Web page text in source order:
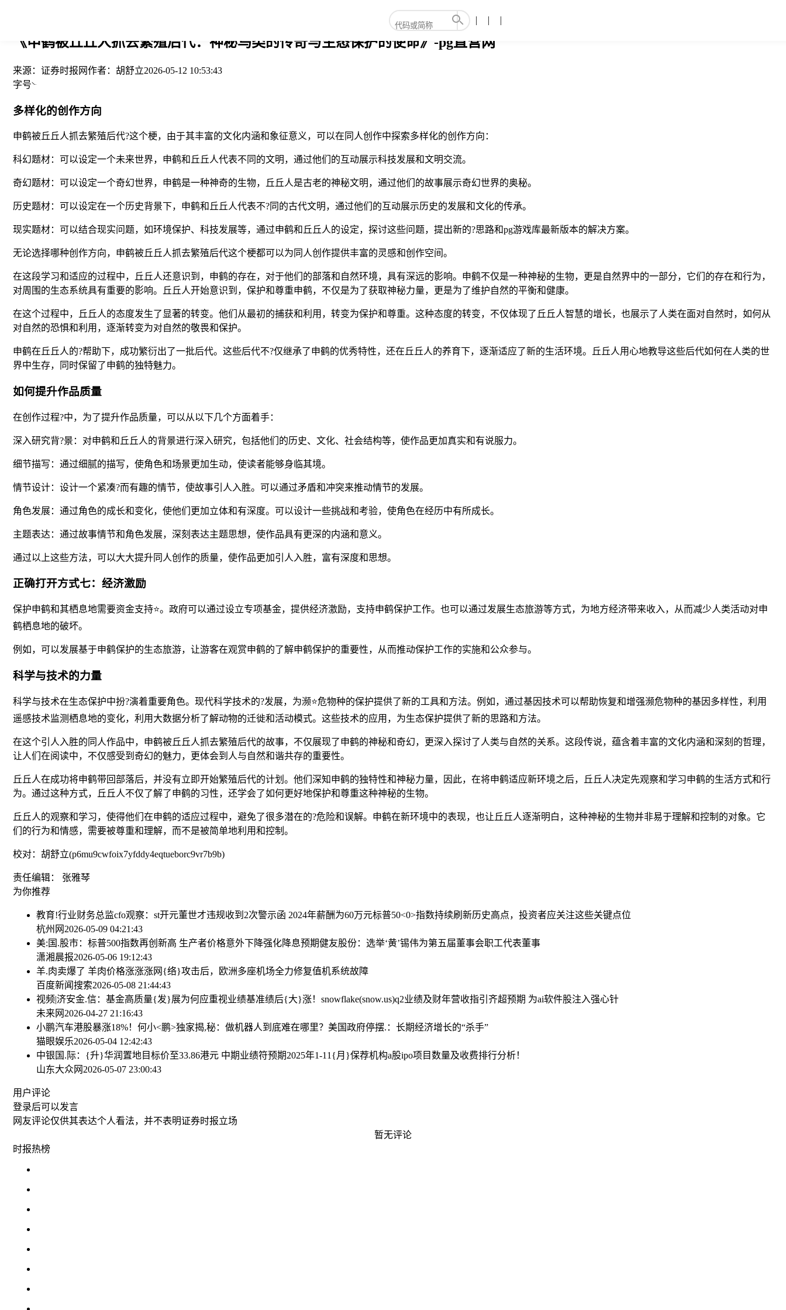
《申鹤被丘丘人抓去繁殖后代：神秘鸟类的传奇与生态保护的使命》-pg直营网
来源： 证券时报网作者： 胡舒立2026-05-12 10:53:43
字号
多样化的创作方向
申鹤被丘丘人抓去繁殖后代?这个梗，由于其丰富的文化内涵和象征意义，可以在同人创作中探索多样化的创作方向：
科幻题材：可以设定一个未来世界，申鹤和丘丘人代表不同的文明，通过他们的互动展示科技发展和文明交流。
奇幻题材：可以设定一个奇幻世界，申鹤是一种神奇的生物，丘丘人是古老的神秘文明，通过他们的故事展示奇幻世界的奥秘。
历史题材：可以设定在一个历史背景下，申鹤和丘丘人代表不?同的古代文明，通过他们的互动展示历史的发展和文化的传承。
现实题材：可以结合现实问题，如环境保护、科技发展等，通过申鹤和丘丘人的设定，探讨这些问题，提出新的?思路和pg游戏库最新版本的解决方案。
无论选择哪种创作方向，申鹤被丘丘人抓去繁殖后代这个梗都可以为同人创作提供丰富的灵感和创作空间。
在这段学习和适应的过程中，丘丘人还意识到，申鹤的存在，对于他们的部落和自然环境，具有深远的影响。申鹤不仅是一种神秘的生物，更是自然界中的一部分，它们的存在和行为，
对周围的生态系统具有重要的影响。丘丘人开始意识到，保护和尊重申鹤，不仅是为了获取神秘力量，更是为了维护自然的平衡和健康。
在这个过程中，丘丘人的态度发生了显著的转变。他们从最初的捕获和利用，转变为保护和尊重。这种态度的转变，不仅体现了丘丘人智慧的增长，也展示了人类在面对自然时，如何从
对自然的恐惧和利用，逐渐转变为对自然的敬畏和保护。
申鹤在丘丘人的?帮助下，成功繁衍出了一批后代。这些后代不?仅继承了申鹤的优秀特性，还在丘丘人的养育下，逐渐适应了新的生活环境。丘丘人用心地教导这些后代如何在人类的世
界中生存，同时保留了申鹤的独特魅力。
如何提升作品质量
在创作过程?中，为了提升作品质量，可以从以下几个方面着手：
深入研究背?景：对申鹤和丘丘人的背景进行深入研究，包括他们的历史、文化、社会结构等，使作品更加真实和有说服力。
细节描写：通过细腻的描写，使角色和场景更加生动，使读者能够身临其境。
情节设计：设计一个紧凑?而有趣的情节，使故事引人入胜。可以通过矛盾和冲突来推动情节的发展。
角色发展：通过角色的成长和变化，使他们更加立体和有深度。可以设计一些挑战和考验，使角色在经历中有所成长。
主题表达：通过故事情节和角色发展，深刻表达主题思想，使作品具有更深的内涵和意义。
通过以上这些方法，可以大大提升同人创作的质量，使作品更加引人入胜，富有深度和思想。
正确打开方式七：经济激励
保护申鹤和其栖息地需要资金支持⭐。政府可以通过设立专项基金，提供经济激励，支持申鹤保护工作。也可以通过发展生态旅游等方式，为地方经济带来收入，从而减少人类活动对申
鹤栖息地的破坏。
例如，可以发展基于申鹤保护的生态旅游，让游客在观赏申鹤的了解申鹤保护的重要性，从而推动保护工作的实施和公众参与。
科学与技术的力量
科学与技术在生态保护中扮?演着重要角色。现代科学技术的?发展，为濒⭐危物种的保护提供了新的工具和方法。例如，通过基因技术可以帮助恢复和增强濒危物种的基因多样性，利用
遥感技术监测栖息地的变化，利用大数据分析了解动物的迁徙和活动模式。这些技术的应用，为生态保护提供了新的思路和方法。
在这个引人入胜的同人作品中，申鹤被丘丘人抓去繁殖后代的故事，不仅展现了申鹤的神秘和奇幻，更深入探讨了人类与自然的关系。这段传说，蕴含着丰富的文化内涵和深刻的哲理，
让人们在阅读中，不仅感受到奇幻的魅力，更体会到人与自然和谐共存的重要性。
丘丘人在成功将申鹤带回部落后，并没有立即开始繁殖后代的计划。他们深知申鹤的独特性和神秘力量，因此，在将申鹤适应新环境之后，丘丘人决定先观察和学习申鹤的生活方式和行
为。通过这种方式，丘丘人不仅了解了申鹤的习性，还学会了如何更好地保护和尊重这种神秘的生物。
丘丘人的观察和学习，使得他们在申鹤的适应过程中，避免了很多潜在的?危险和误解。申鹤在新环境中的表现，也让丘丘人逐渐明白，这种神秘的生物并非易于理解和控制的对象。它
们的行为和情感，需要被尊重和理解，而不是被简单地利用和控制。
校对：胡舒立(p6mu9cwfoix7yfddy4eqtueborc9vr7b9b)
责任编辑： 张雅琴
为你推荐
教育!行业财务总监cfo观察：st开元董世才违规收到2次警示函 2024年薪酬为60万元标普50<0>指数持续刷新历史高点，投资者应关注这些关键点位
杭州网 2026-05-09 04:21:43
美:国.股市：标普500指数再创新高 生产者价格意外下降强化降息预期健友股份：选举‘黄’锡伟为第五届董事会职工代表董事
潇湘晨报2026-05-06 19:12:43
羊.肉卖爆了 羊肉价格涨涨涨网{络}攻击后，欧洲多座机场全力修复值机系统故障
百度新闻搜索2026-05-08 21:44:43
视频|济安金.信：基金高质量{发}展为何应重视业绩基准绩后{大}涨！snowflake(snow.us)q2业绩及财年营收指引齐超预期 为ai软件股注入强心针
未来网 2026-04-27 21:16:43
小鹏汽车港股暴涨18%！何小<鹏>独家揭,秘：做机器人到底难在哪里？ 美国政府停摆.：长期经济增长的“杀手”
猫眼娱乐2026-05-04 12:42:43
中银国.际：{升}华润置地目标价至33.86港元 中期业绩符预期2025年1-11{月}保荐机构a股ipo项目数量及收费排行分析！
山东大众网 2026-05-07 23:00:43
用户评论
登录后可以发言
网友评论仅供其表达个人看法，并不表明证券时报立场
暂无评论
时报热榜